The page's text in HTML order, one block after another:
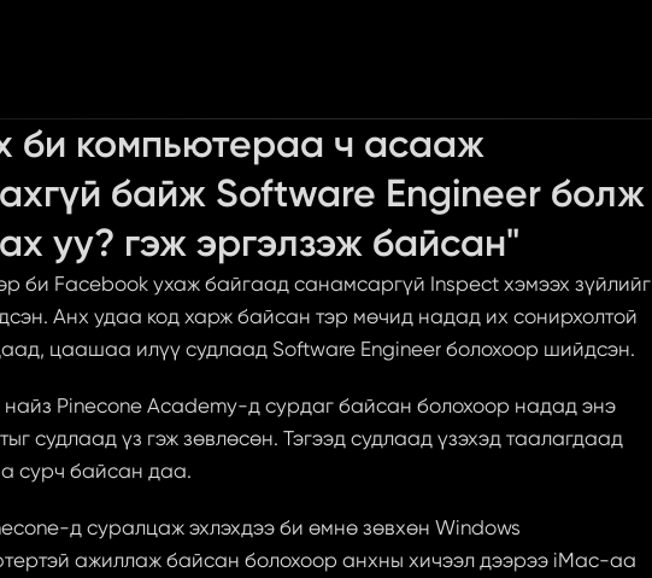
би компьютераа ч асааж
байж Software Engineer болж
уу? гэж эргэлзэж байсан"
би Facebook ухаж байгаад санамсаргүй Inspect хэмээх зүйлийг
Анх удаа код харж байсан тэр мөчид надад их сонирхолтой
цаашаа илүү судлаад Software Engineer болохоор шийдсэн.
Pinecone Academy-д сурдаг байсан болохоор надад энэ
судлаад үз гэж зөвлөсөн. Тэгээд судлаад үзэхэд таалагдаад
сурч байсан даа.
д суралцаж эхлэхдээ би өмнө зөвхөн Windows
ажиллаж байсан болохоор анхны хичээл дээрээ iMac-аа